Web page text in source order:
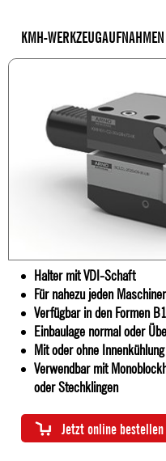
KMH-WERKZEUGAUFNAHMEN
Halter mit VDI-Schaft
Für nahezu jeden
Verfügbar in den Formen
Einbaulage normal oder
Mit oder ohne Innenkühlung
Verwendbar mit
oder Stechklingen
Jetzt online bestellen